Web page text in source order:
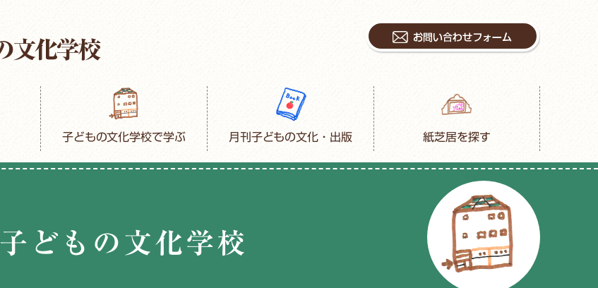
子どもの文化学校で学ぶ 月刊子どもの文化・出版 紙芝居を探す
子どもの文化学校